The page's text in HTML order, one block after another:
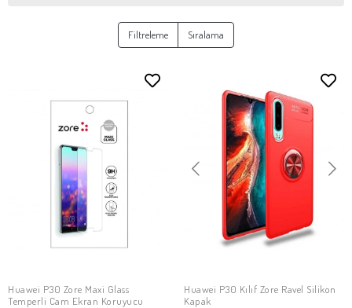
Filtreleme Sıralama
SEPETE EKLE
Huawei P30 Zore Maxi Glass
Temperli Cam Ekran Koruyucu
SEPETE EKLE
Huawei P30 Kılıf Zore Ravel Silikon
Kapak